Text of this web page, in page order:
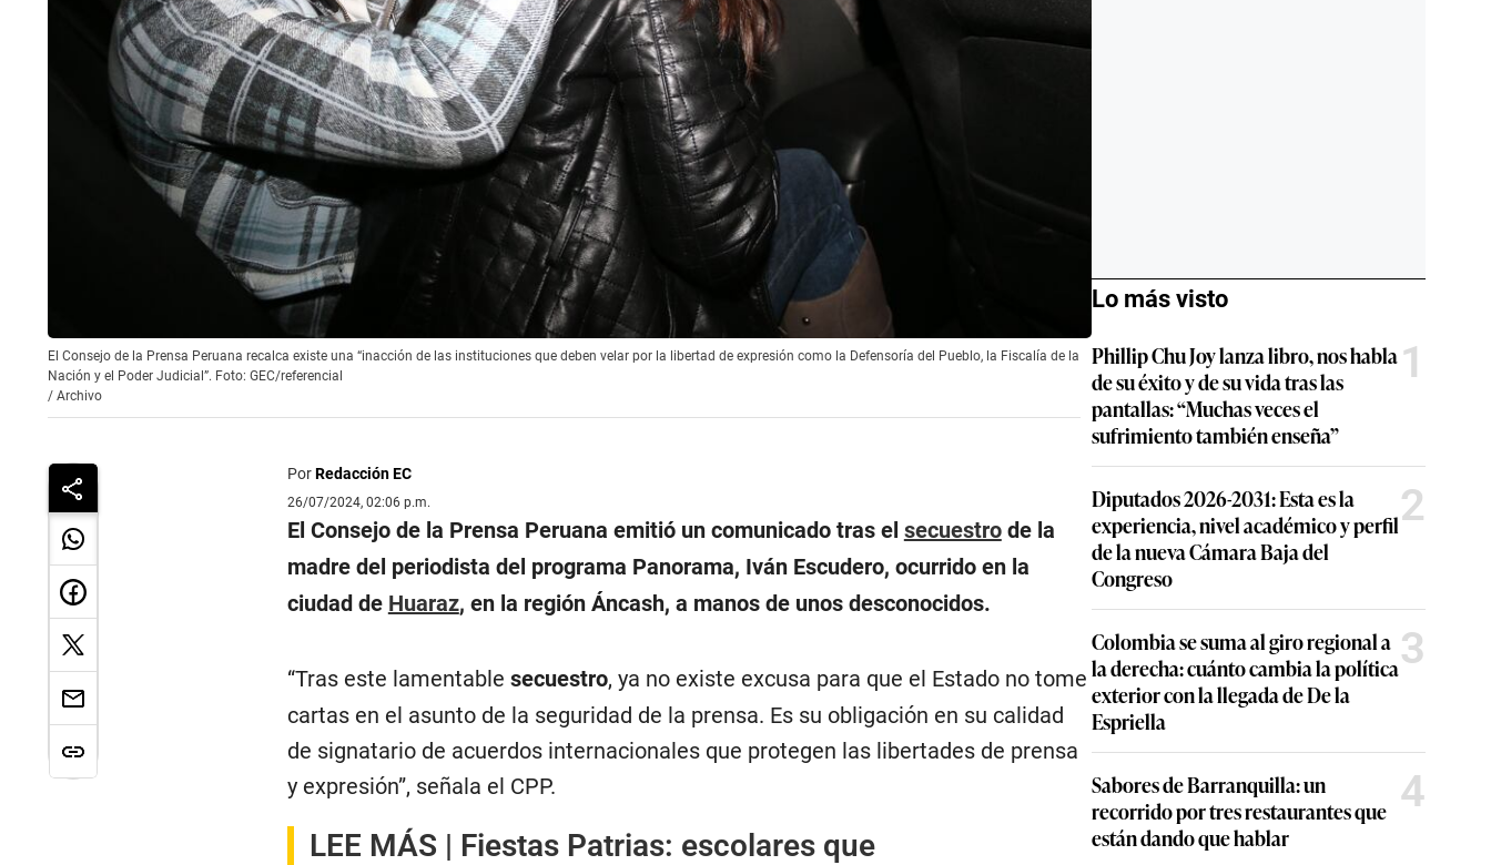
El Consejo de la Prensa Peruana recalca existe una “inacción de las instituciones que deben velar por la libertad de expresión como la Defensoría del Pueblo, la Fiscalía de la
Nación y el Poder Judicial”. Foto: GEC/referencial
/ Archivo
PorRedacción EC
26/07/2024, 02:06 p.m.
El Consejo de la Prensa Peruana emitió un comunicado tras el secuestrode la
madre del periodista del programa Panorama, Iván Escudero, ocurrido en la
ciudad de Huaraz, en la región Áncash, a manos de unos desconocidos.
“Tras este lamentable secuestro, ya no existe excusa para que el Estado no tome
cartas en el asunto de la seguridad de la prensa. Es su obligación en su calidad
de signatario de acuerdos internacionales que protegen las libertades de prensa
y expresión”, señala el CPP.
LEE MÁS | Fiestas Patrias: escolares que
Lo más visto
Phillip Chu Joy lanza libro, nos habla
de su éxito y de su vida tras las
pantallas: “Muchas veces el
sufrimiento también enseña”
1
Diputados 2026-2031: Esta es la
experiencia, nivel académico y perfil
de la nueva Cámara Baja del
Congreso
2
Colombia se suma al giro regional a
la derecha: cuánto cambia la política
exterior con la llegada de De la
Espriella
3
Sabores de Barranquilla: un
recorrido por tres restaurantes que
están dando que hablar
4